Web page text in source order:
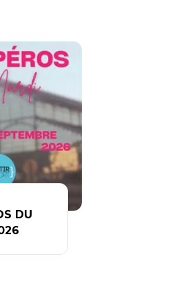
DU